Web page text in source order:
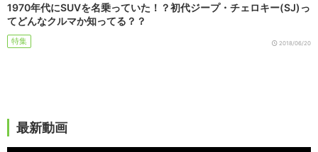
1970年代にSUVを名乗っていた！？初代ジープ・チェロキー(SJ)っ
てどんなクルマか知ってる？？
特集 2018/06/20
最新動画